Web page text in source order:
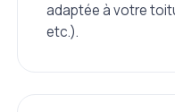
adaptée à votre
etc.).